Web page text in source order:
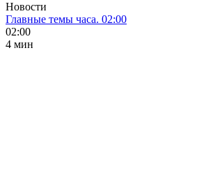
Новости
Главные темы часа. 02:00
02:00
4 мин